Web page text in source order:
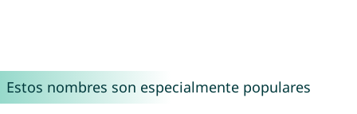
Estos nombres son especialmente populares